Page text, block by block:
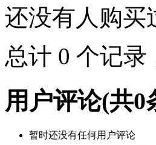
还没有人购买
总计 0 个记
用户评论(共0
暂时还没有任何用户评论